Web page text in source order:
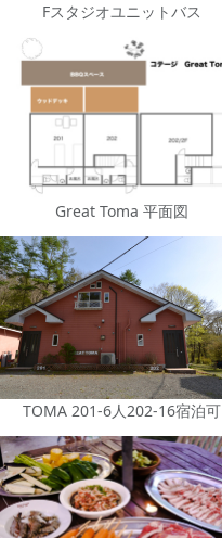
Fスタジオユニットバス
Great Toma 平面図
TOMA 201-6人202-16宿泊可